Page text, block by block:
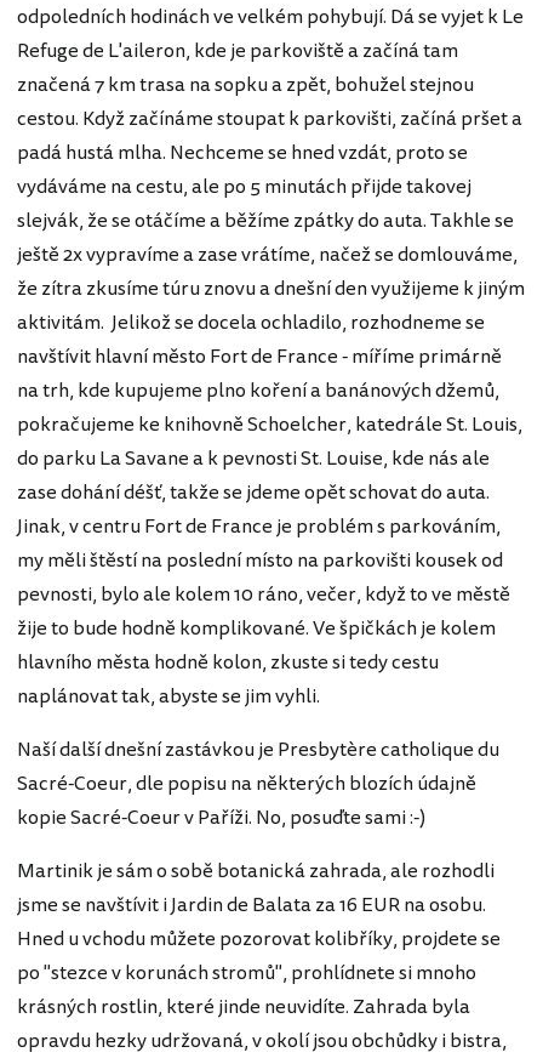
odpoledních hodinách ve velkém pohybují. Dá se vyjet k Le
Refuge de L'aileron, kde je parkoviště a začíná tam
značená 7 km trasa na sopku a zpět, bohužel stejnou
cestou. Když začínáme stoupat k parkovišti, začíná pršet a
padá hustá mlha. Nechceme se hned vzdát, proto se
vydáváme na cestu, ale po 5 minutách přijde takovej
slejvák, že se otáčíme a běžíme zpátky do auta. Takhle se
ještě 2x vypravíme a zase vrátíme, načež se domlouváme,
že zítra zkusíme túru znovu a dnešní den využijeme k jiným
aktivitám. Jelikož se docela ochladilo, rozhodneme se
navštívit hlavní město Fort de France - míříme primárně
na trh, kde kupujeme plno koření a banánových džemů,
pokračujeme ke knihovně Schoelcher, katedrále St. Louis,
do parku La Savane a k pevnosti St. Louise, kde nás ale
zase dohání déšť, takže se jdeme opět schovat do auta.
Jinak, v centru Fort de France je problém s parkováním,
my měli štěstí na poslední místo na parkovišti kousek od
pevnosti, bylo ale kolem 10 ráno, večer, když to ve městě
žije to bude hodně komplikované. Ve špičkách je kolem
hlavního města hodně kolon, zkuste si tedy cestu
naplánovat tak, abyste se jim vyhli.
Naší další dnešní zastávkou je Presbytère catholique du
Sacré-Coeur, dle popisu na některých blozích údajně
kopie Sacré-Coeur v Paříži. No, posuďte sami :-)
Martinik je sám o sobě botanická zahrada, ale rozhodli
jsme se navštívit i Jardin de Balata za 16 EUR na osobu.
Hned u vchodu můžete pozorovat kolibříky, projdete se
po "stezce v korunách stromů", prohlídnete si mnoho
krásných rostlin, které jinde neuvidíte. Zahrada byla
opravdu hezky udržovaná, v okolí jsou obchůdky i bistra,